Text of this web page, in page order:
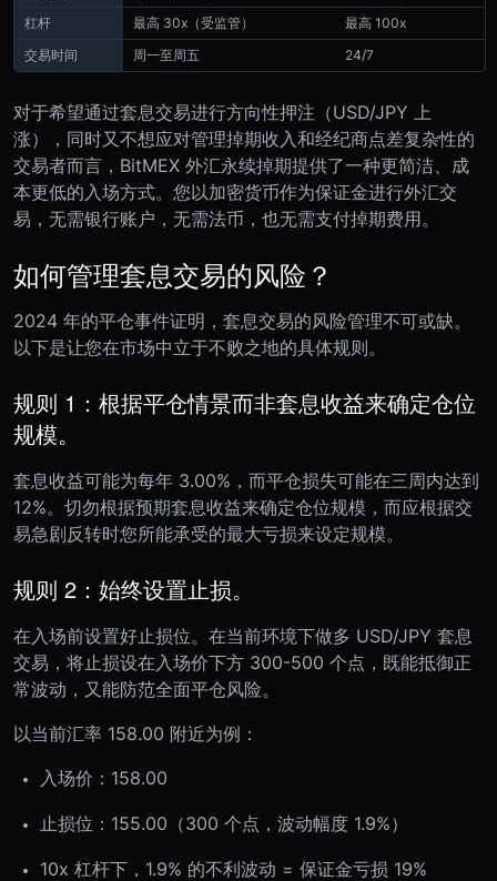
杠杆
最高 30x（受监管）
最高 100x
交易时间
周一至周五 24/7
对于希望通过套息交易进行方向性押注（USD/JPY 上
涨），同时又不想应对管理掉期收入和经纪商点差复杂性的
交易者而言，BitMEX 外汇永续掉期提供了一种更简洁、成
本更低的入场方式。您以加密货币作为保证金进行外汇交
易，无需银行账户，无需法币，也无需支付掉期费用。
如何管理套息交易的风险？
2024 年的平仓事件证明，套息交易的风险管理不可或缺。
以下是让您在市场中立于不败之地的具体规则。
规则 1：根据平仓情景而非套息收益来确定仓位
规模。
套息收益可能为每年 3.00%，而平仓损失可能在三周内达到
12%。切勿根据预期套息收益来确定仓位规模，而应根据交
易急剧反转时您所能承受的最大亏损来设定规模。
规则 2：始终设置止损。
在入场前设置好止损位。在当前环境下做多 USD/JPY 套息
交易，将止损设在入场价下方 300-500 个点，既能抵御正
常波动，又能防范全面平仓风险。
以当前汇率 158.00 附近为例：
入场价：158.00
止损位：155.00（300 个点，波动幅度 1.9%）
10x 杠杆下，1.9% 的不利波动 = 保证金亏损 19%